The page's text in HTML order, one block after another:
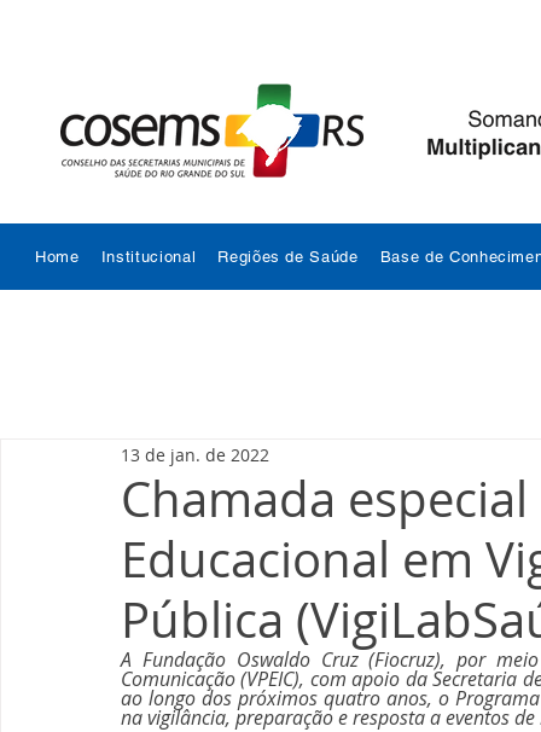
Home Institucional Regiões de Saúde Base de
Chamada
Educacional em
Pública
13 de jan. de 2022
A Fundação Oswaldo Cruz (Fiocruz), por
Comunicação (VPEIC), com apoio da Secretaria
ao longo dos próximos quatro anos, o
na vigilância, preparação e resposta a eventos